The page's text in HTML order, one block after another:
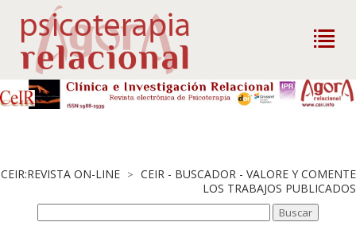
CEIR:REVISTA ON-LINE > CEIR - BUSCADOR - VALORE Y COMENTE
LOS TRABAJOS PUBLICADOS